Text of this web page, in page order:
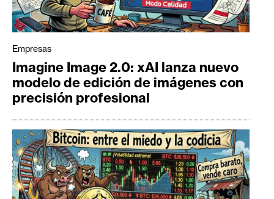
Empresas
Imagine Image 2.0: xAI lanza nuevo
modelo de edición de imágenes con
precisión profesional